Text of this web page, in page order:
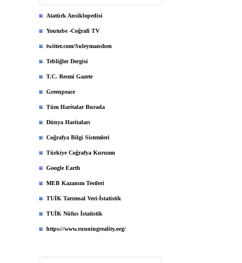
Atatürk Ansiklopedisi
Youtube -Coğrafi TV
twitter.com/Suleymanshen
Tebliğler Dergisi
T.C. Resmi Gazete
Greenpeace
Tüm Haritalar Burada
Dünya Haritaları
Coğrafya Bilgi Sistemleri
Türkiye Coğrafya Kurumu
Google Earth
MEB Kazanım Testleri
TUİK Tarımsal Veri-İstatistik
TUİK Nüfus İstatistik
https://www.runningreality.org/